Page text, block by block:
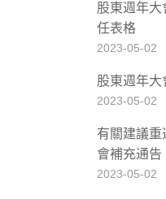
股東週年
任表格
2023-05-02
股東週年大
2023-05-02
有關建議重
會補充通告
2023-05-02